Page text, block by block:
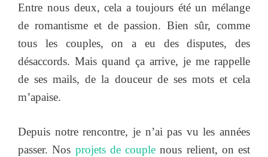
Entre nous deux, cela a toujours été un mélange
de romantisme et de passion. Bien sûr, comme
tous les couples, on a eu des disputes, des
désaccords. Mais quand ça arrive, je me rappelle
de ses mails, de la douceur de ses mots et cela
m’apaise.
Depuis notre rencontre, je n’ai pas vu les années
passer. Nos projets de couplenous relient, on est